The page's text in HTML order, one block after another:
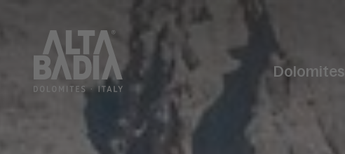
Dolomites